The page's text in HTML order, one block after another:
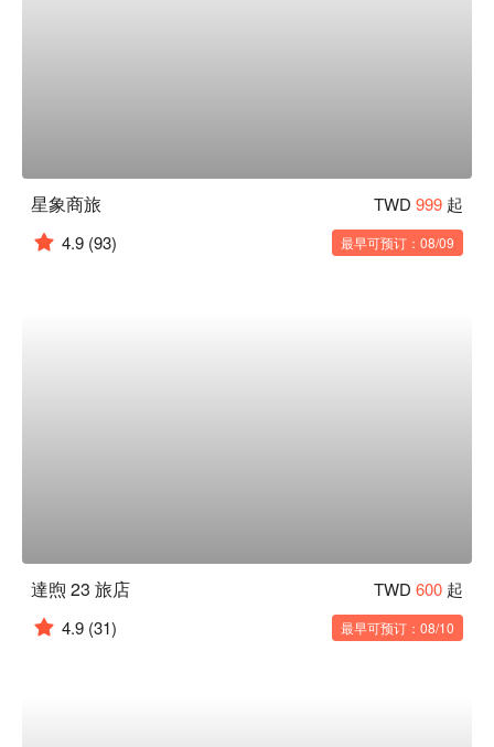
星象商旅 TWD 999 起
4.9 (93) 最早可预订：08/09
達煦 23 旅店 TWD 600 起
4.9 (31) 最早可预订：08/10